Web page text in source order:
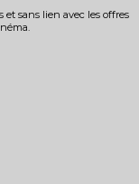
sans lien avec les offres